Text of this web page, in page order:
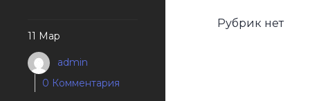
11 Мар
admin
0 Комментария
Рубрик нет